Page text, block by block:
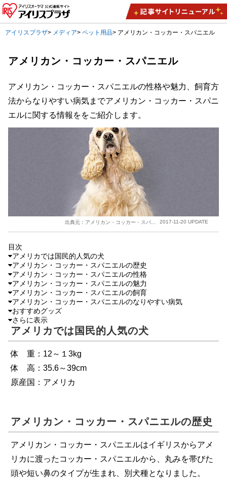
アイリスプラザ> メディア>ペット用品> アメリカン・コッカー・スパニエル
アメリカン・コッカー・スパニエル
アメリカン・コッカー・スパニエルの性格や魅力、飼育方
法からなりやすい病気までアメリカン・コッカー・スパニ
エルに関する情報ををご紹介します。
2017-11-20 UPDATE
目次
アメリカでは国民的人気の犬
アメリカン・コッカー・スパニエルの歴史
アメリカン・コッカー・スパニエルの性格
アメリカン・コッカー・スパニエルの魅力
アメリカン・コッカー・スパニエルの飼育
アメリカン・コッカー・スパニエルのなりやすい病気
おすすめグッズ
さらに表示
アメリカでは国民的人気の犬
体 重：12～１3kg
体 高：35.6～39cm
原産国：アメリカ
アメリカン・コッカー・スパニエルの歴史
アメリカン・コッカー・スパニエルはイギリスからアメ
リカに渡ったコッカー・スパニエルから、丸みを帯びた
頭や短い鼻のタイプが生まれ、別犬種となりました。